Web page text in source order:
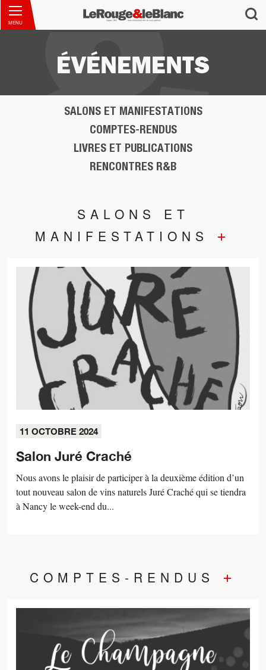
MENU
ÉVÉNEMENTS
SALONS ET MANIFESTATIONS
COMPTES-RENDUS
LIVRES ET PUBLICATIONS
RENCONTRES R&B
SALONS ET
MANIFESTATIONS +
11 OCTOBRE 2024
Salon Juré Craché
Nous avons le plaisir de participer à la deuxième édition d’un
tout nouveau salon de vins naturels Juré Craché qui se tiendra
à Nancy le week-end du...
COMPTES-RENDUS +